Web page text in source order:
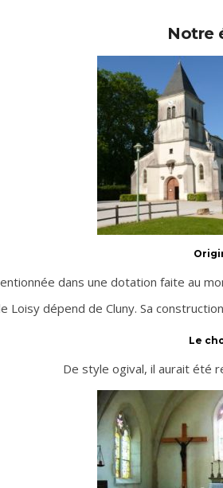
Notre
dans une dotation faite au
Loisy dépend de Cluny. Sa
Le
De style ogival, il aurait été